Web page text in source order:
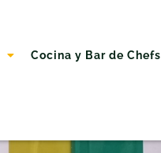
Cocina y Bar de Chefs